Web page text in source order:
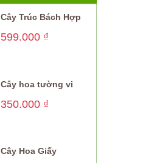
Cây Trúc Bách Hợp
599.000 ₫
Cây hoa tường vi
350.000 ₫
Cây Hoa Giấy